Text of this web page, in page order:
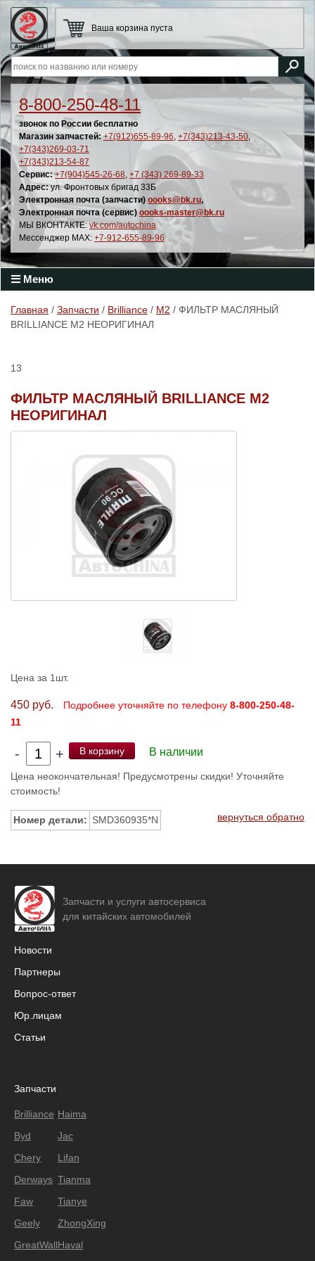
8-800-250-48-11
звонок по России бесплатно
Магазин запчастей: +7(912)655-89-96, +7(343)213-43-50,
+7(343)269-03-71
+7(343)213-54-87
Сервис: +7(904)545-26-68, +7 (343) 269-89-33
Адрес:ул. Фронтовых бригад 33Б
Электронная почта (запчасти) oooks@bk.ru,
Электронная почта (сервис) oooks-master@bk.ru
МЫ ВКОНТАКТЕ: vk.com/autochina
Мессенджер MAX: +7-912-655-89-96
Ваша корзина пуста
Меню
Главная / Запчасти / Brilliance / M2 / ФИЛЬТР МАСЛЯНЫЙ
BRILLIANCE M2 НЕОРИГИНАЛ
13
ФИЛЬТР МАСЛЯНЫЙ BRILLIANCE M2
НЕОРИГИНАЛ
Цена за 1шт.
450 руб. Подробнее уточняйте по телефону 8-800-250-48-
11
- + В корзину В наличии
Цена неокончательная! Предусмотрены скидки! Уточняйте
стоимость!
Номер детали: SMD360935*N вернуться обратно
Запчасти и услуги автосервиса
для китайских автомобилей
Новости
Партнеры
Вопрос-ответ
Юр.лицам
Статьи
Запчасти
Brilliance
Byd
Chery
Derways
Faw
Geely
GreatWall
Haima
Jac
Lifan
Tianma
Tianye
ZhongXing
Haval